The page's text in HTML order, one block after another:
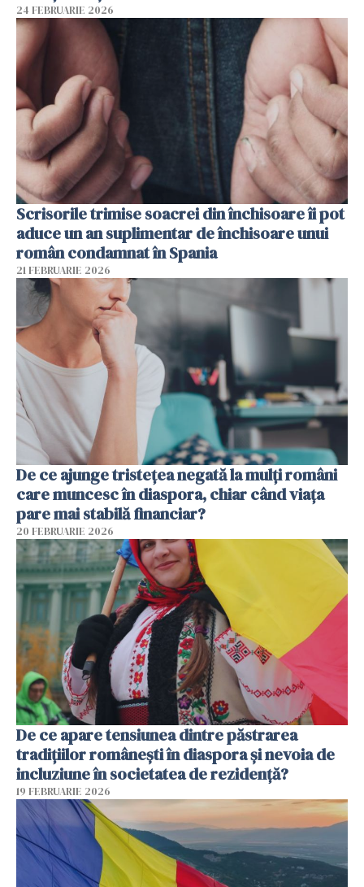
24 FEBRUARIE 2026
Scrisorile trimise soacrei din închisoare îi pot
aduce un an suplimentar de închisoare unui
român condamnat în Spania
21 FEBRUARIE 2026
De ce ajunge tristețea negată la mulți români
care muncesc în diaspora, chiar când viața
pare mai stabilă financiar?
20 FEBRUARIE 2026
De ce apare tensiunea dintre păstrarea
tradițiilor românești în diaspora și nevoia de
incluziune în societatea de rezidență?
19 FEBRUARIE 2026